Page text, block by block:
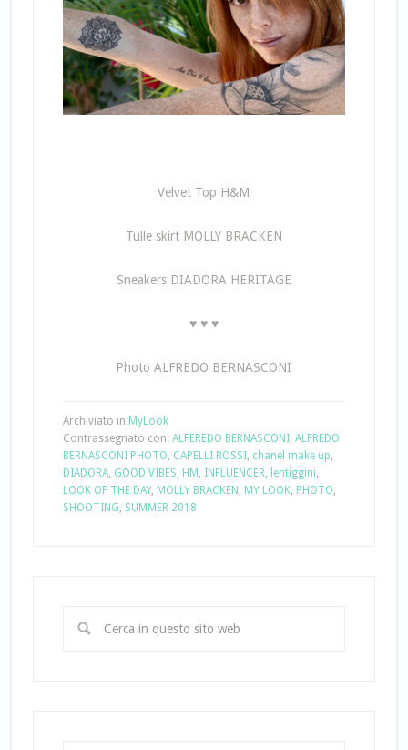
Velvet Top H&M
Tulle skirt MOLLY BRACKEN
Sneakers DIADORA HERITAGE
♥ ♥ ♥
Photo ALFREDO BERNASCONI
Archiviato in:MyLook
Contrassegnato con: ALFEREDO BERNASCONI, ALFREDO
BERNASCONI PHOTO, CAPELLI ROSSI, chanel make up,
DIADORA, GOOD VIBES, HM, INFLUENCER, lentiggini,
LOOK OF THE DAY, MOLLY BRACKEN, MY LOOK, PHOTO,
SHOOTING, SUMMER 2018